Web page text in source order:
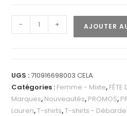
- + AJOUTER
UGS :710916698003 CELA
Catégories : Femme - Mixte, FÊTE
Marques, Nouveautés, PROMOS,
Lauren,T-shirts,T-shirts -